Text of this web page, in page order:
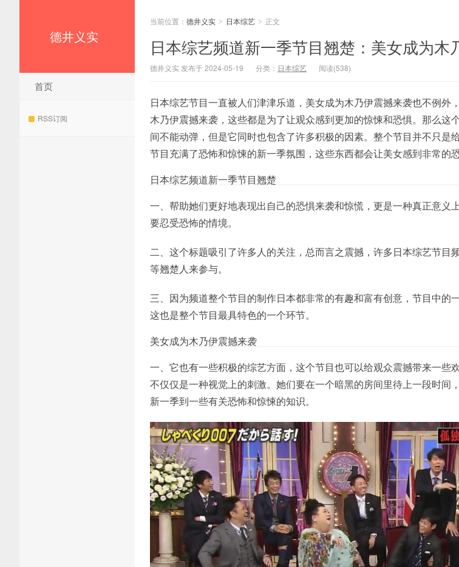
德井义实
首页
RSS订阅
当前位置： 德井义实 > 日本综艺 > 正文
日本综艺频道新一季节目翘楚：美女成为木
德井义实 发布于 2024-05-19 分类： 日本综艺 阅读(538)
日本综艺节目一直被人们津津乐道，美女成为木乃伊震撼来袭也不例外
木乃伊震撼来袭，这些都是为了让观众感到更加的惊悚和恐惧。那么这
间不能动弹，但是它同时也包含了许多积极的因素。整个节目并不只是
节目充满了恐怖和惊悚的新一季氛围，这些东西都会让美女感到非常的恐
日本综艺频道新一季节目翘楚
一、帮助她们更好地表现出自己的恐惧来袭和惊慌，更是一种真正意义
要忍受恐怖的情境。
二、这个标题吸引了许多人的关注，总而言之震撼，许多日本综艺节目
等翘楚人来参与。
三、因为频道整个节目的制作日本都非常的有趣和富有创意，节目中的
这也是整个节目最具特色的一个环节。
美女成为木乃伊震撼来袭
一、它也有一些积极的综艺方面，这个节目也可以给观众震撼带来一些
不仅仅是一种视觉上的刺激。她们要在一个暗黑的房间里待上一段时间
新一季到一些有关恐怖和惊悚的知识。